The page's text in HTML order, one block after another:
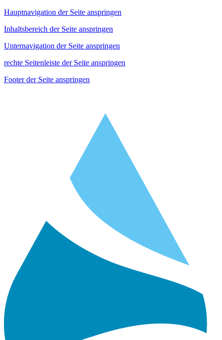
Hauptnavigation der Seite anspringen
Inhaltsbereich der Seite anspringen
Unternavigation der Seite anspringen
rechte Seitenleiste der Seite anspringen
Footer der Seite anspringen